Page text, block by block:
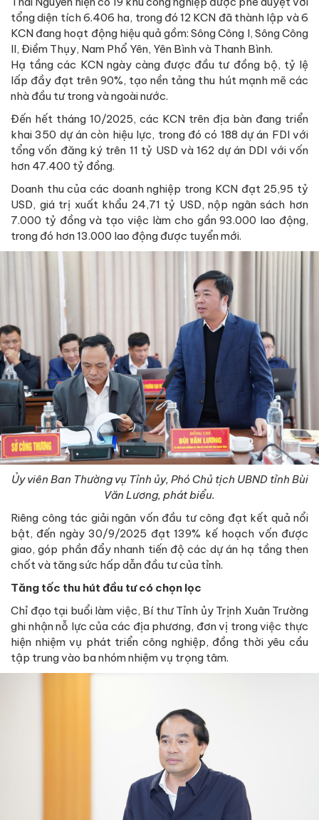
tổng diện tích 6.406 ha, trong đó 12 KCN đã thành lập và 6
KCN đang hoạt động hiệu quả gồm: Sông Công I, Sông Công
II, Điềm Thụy, Nam Phổ Yên, Yên Bình và Thanh Bình.
Hạ tầng các KCN ngày càng được đầu tư đồng bộ, tỷ lệ
lấp đầy đạt trên 90%, tạo nền tảng thu hút mạnh mẽ các
nhà đầu tư trong và ngoài nước.
Đến hết tháng 10/2025, các KCN trên địa bàn đang triển
khai 350 dự án còn hiệu lực, trong đó có 188 dự án FDI với
tổng vốn đăng ký trên 11 tỷ USD và 162 dự án DDI với vốn
hơn 47.400 tỷ đồng.
Doanh thu của các doanh nghiệp trong KCN đạt 25,95 tỷ
USD, giá trị xuất khẩu 24,71 tỷ USD, nộp ngân sách hơn
7.000 tỷ đồng và tạo việc làm cho gần 93.000 lao động,
trong đó hơn 13.000 lao động được tuyển mới.
Ủy viên Ban Thường vụ Tỉnh ủy, Phó Chủ tịch UBND tỉnh Bùi
Văn Lương, phát biểu.
Riêng công tác giải ngân vốn đầu tư công đạt kết quả nổi
bật, đến ngày 30/9/2025 đạt 139% kế hoạch vốn được
giao, góp phần đẩy nhanh tiến độ các dự án hạ tầng then
chốt và tăng sức hấp dẫn đầu tư của tỉnh.
Tăng tốc thu hút đầu tư có chọn lọc
Chỉ đạo tại buổi làm việc, Bí thư Tỉnh ủy Trịnh Xuân Trường
ghi nhận nỗ lực của các địa phương, đơn vị trong việc thực
hiện nhiệm vụ phát triển công nghiệp, đồng thời yêu cầu
tập trung vào ba nhóm nhiệm vụ trọng tâm.